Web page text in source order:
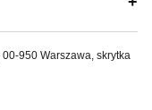
950 Warszawa, skrytka